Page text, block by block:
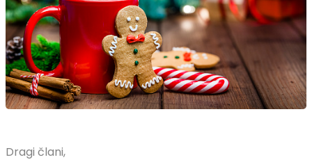
Dragi člani,